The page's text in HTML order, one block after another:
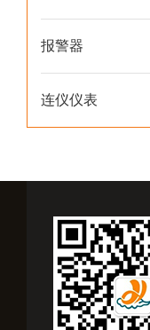
报警器
连仪仪表